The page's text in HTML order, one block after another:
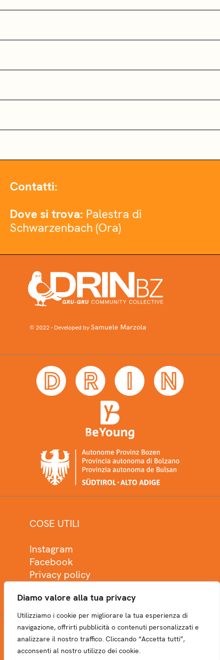
Diamo valore alla tua privacy
Utilizziamo i cookie per migliorare la tua esperienza di
navigazione, offrirti pubblicità o contenuti personalizzati e
analizzare il nostro traffico. Cliccando “Accetta tutti”,
acconsenti al nostro utilizzo dei cookie.
Contatti:
Dove si trova: Palestra di
Schwarzenbach (Ora)
© 2022 - Developed bySamuele Marzola
COSE UTILI
Instagram
Facebook
Privacy policy
NEWSLETTER